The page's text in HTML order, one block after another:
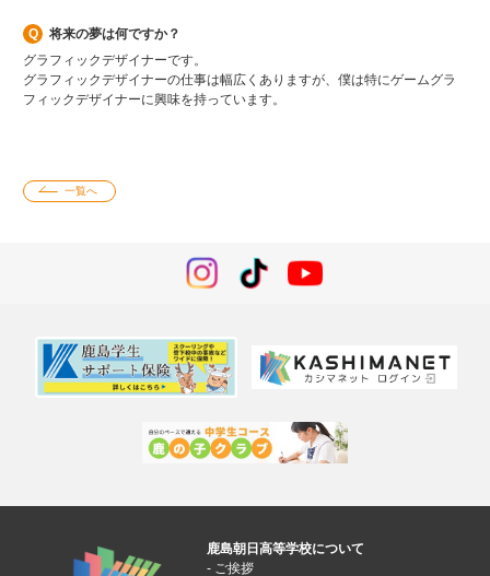
将来の夢は何ですか？
グラフィックデザイナーです。
グラフィックデザイナーの仕事は幅広くありますが、僕は特にゲームグラ
フィックデザイナーに興味を持っています。
一覧へ
鹿島朝日高等学校について
ご挨拶